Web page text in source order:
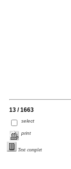
13 / 1663
select
print
Text complet